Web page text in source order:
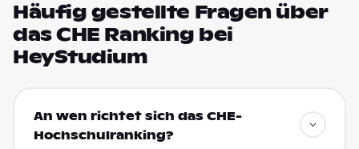
Häufig gestellte Fragen über
das CHE Ranking bei
HeyStudium
An wen richtet sich das CHE-
Hochschulranking?